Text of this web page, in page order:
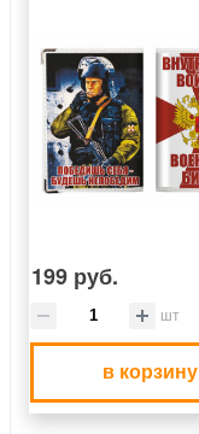
199 руб.
шт
в корзину